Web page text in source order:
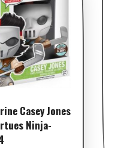
Casey Jones
Ninja-